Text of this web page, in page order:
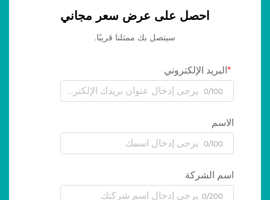
احصل على عرض سعر مجاني
سيتصل بك ممثلنا قريبًا.
البريد الإلكتروني
0/100
الاسم
0/100
اسم الشركة
0/200